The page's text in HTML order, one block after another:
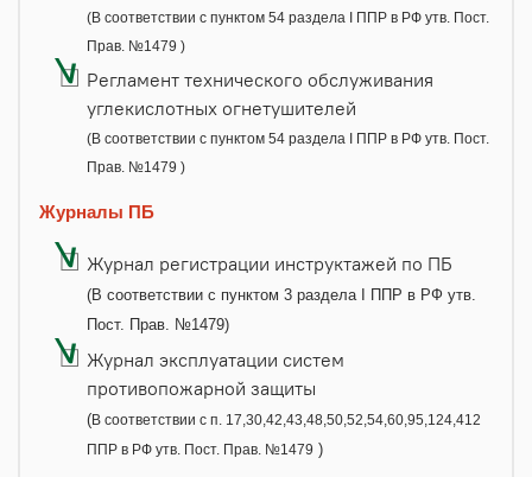
(В соответствии с пунктом 54 раздела I ППР в РФ утв. Пост.
Прав. №1479 )
Регламент технического обслуживания
углекислотных огнетушителей
(В соответствии с пунктом 54 раздела I ППР в РФ утв. Пост.
Прав. №1479 )
Журналы ПБ
Журнал регистрации инструктажей по ПБ
(В соответствии с пунктом 3 раздела I ППР в РФ утв.
Пост. Прав. №1479)
Журнал эксплуатации систем
противопожарной защиты
(В соответствии с п. 17,30,42,43,48,50,52,54,60,95,124,412
ППР в РФ утв. Пост. Прав. №1479 )